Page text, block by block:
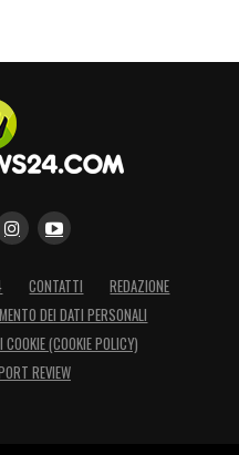
CONTATTI
REDAZIONE
DEI DATI PERSONALI
(COOKIE POLICY)
REVIEW